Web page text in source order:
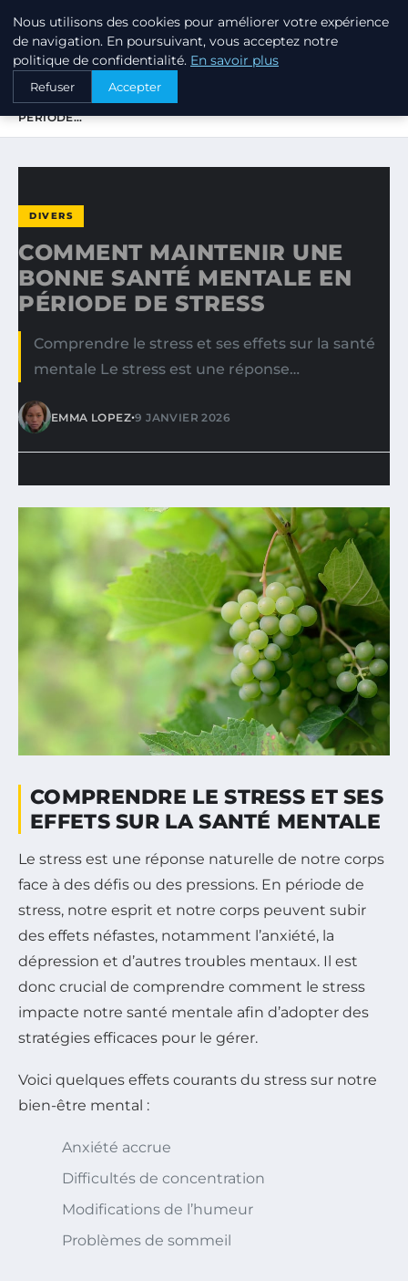
PTIT ANNUAIRE
ACCUEIL
DIVERS
COMMENT MAINTENIR UNE BONNE SANTÉ MENTALE EN
PÉRIODE…
DIVERS
COMMENT MAINTENIR UNE
BONNE SANTÉ MENTALE EN
PÉRIODE DE STRESS
Comprendre le stress et ses effets sur la santé
mentale Le stress est une réponse…
EMMA LOPEZ•9 JANVIER 2026
COMPRENDRE LE STRESS ET SES
EFFETS SUR LA SANTÉ MENTALE
Le stress est une réponse naturelle de notre corps
face à des défis ou des pressions. En période de
stress, notre esprit et notre corps peuvent subir
des effets néfastes, notamment l’anxiété, la
dépression et d’autres troubles mentaux. Il est
donc crucial de comprendre comment le stress
impacte notre santé mentale afin d’adopter des
stratégies efficaces pour le gérer.
Voici quelques effets courants du stress sur notre
bien-être mental :
Anxiété accrue
Difficultés de concentration
Modifications de l’humeur
Problèmes de sommeil
Nous utilisons des cookies pour améliorer votre expérience
de navigation. En poursuivant, vous acceptez notre
politique de confidentialité. En savoir plus
Refuser Accepter